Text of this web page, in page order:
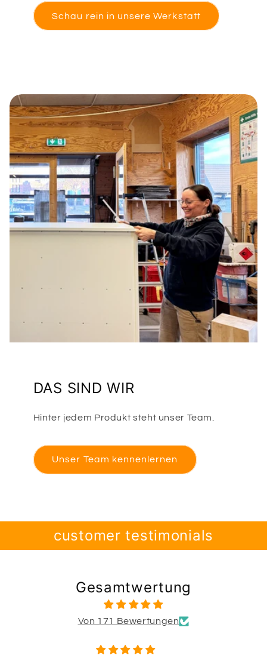
Schau rein in unsere Werkstatt
DAS SIND WIR
Hinter jedem Produkt steht unser Team.
Unser Team kennenlernen
customer testimonials
Gesamtwertung
Von 171 Bewertungen